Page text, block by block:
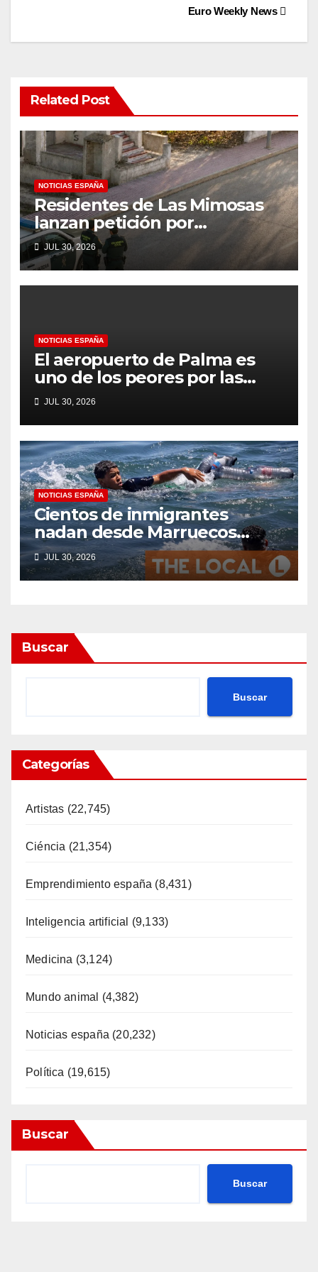
Euro Weekly News
Related Post
NOTICIAS ESPAÑA
Residentes de Las Mimosas
lanzan petición por
disminución ‘inaceptable’ de
servicios básicos – The Leader
JUL 30, 2026
NOTICIAS ESPAÑA
El aeropuerto de Palma es
uno de los peores por las
colas en el control fronterizo
EES para los británicos que se
dirigen a Mallorca según
Which?
JUL 30, 2026
NOTICIAS ESPAÑA
Cientos de inmigrantes
nadan desde Marruecos
hasta el territorio español de
Ceuta
JUL 30, 2026
Buscar
Buscar
Categorías
Artistas (22,745)
Ciéncia (21,354)
Emprendimiento españa (8,431)
Inteligencia artificial (9,133)
Medicina (3,124)
Mundo animal (4,382)
Noticias españa (20,232)
Política (19,615)
Buscar
Buscar